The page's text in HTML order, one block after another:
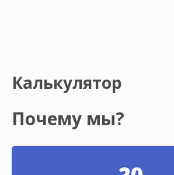
Калькулятор
Почему мы?